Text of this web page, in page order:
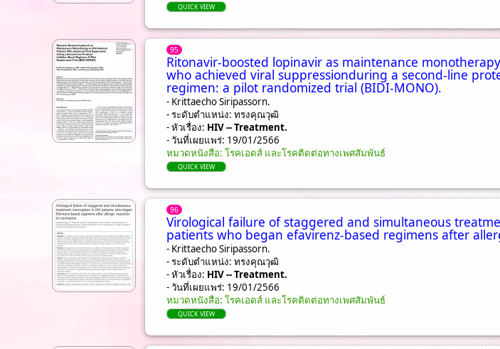
QUICK VIEW
95
Ritonavir-boosted lopinavir as maintenance
who achieved viral suppressionduring a second-line
regimen: a pilot randomized trial (BIDI-MONO).
- Krittaecho Siripassorn.
- ระดับตำแหน่ง: ทรงคุณวุฒิ
- หัวเรื่อง: HIV -- Treatment.
- วันที่เผยแพร่: 19/01/2566
หมวดหนังสือ: โรคเอดส์ และโรคติดต่อทางเพศสัมพันธ์
QUICK VIEW
96
Virological failure of staggered and simultaneous
patients who began efavirenz-based regimens after
- Krittaecho Siripassorn.
- ระดับตำแหน่ง: ทรงคุณวุฒิ
- หัวเรื่อง: HIV -- Treatment.
- วันที่เผยแพร่: 19/01/2566
หมวดหนังสือ: โรคเอดส์ และโรคติดต่อทางเพศสัมพันธ์
QUICK VIEW